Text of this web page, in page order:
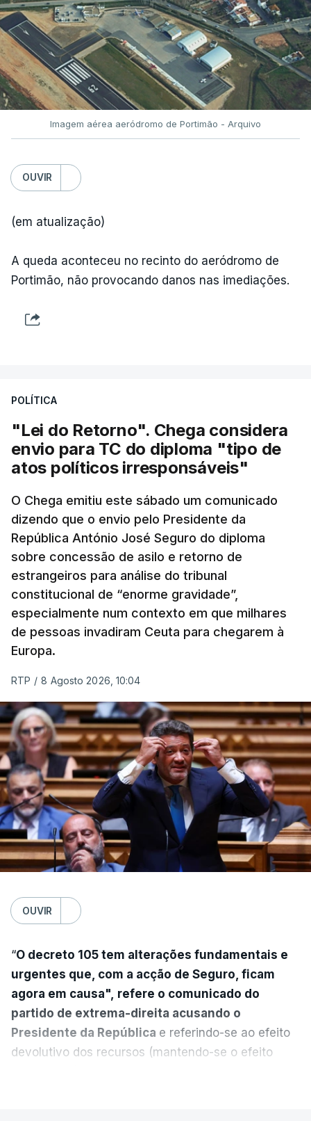
Imagem aérea aeródromo de Portimão - Arquivo
OUVIR
(em atualização)
A queda aconteceu no recinto do aeródromo de
Portimão, não provocando danos nas imediações.
POLÍTICA
"Lei do Retorno". Chega considera
envio para TC do diploma "tipo de
atos políticos irresponsáveis"
O Chega emitiu este sábado um comunicado
dizendo que o envio pelo Presidente da
República António José Seguro do diploma
sobre concessão de asilo e retorno de
estrangeiros para análise do tribunal
constitucional de “enorme gravidade”,
especialmente num contexto em que milhares
de pessoas invadiram Ceuta para chegarem à
Europa.
RTP / 8 Agosto 2026, 10:04
OUVIR
“O decreto 105 tem alterações fundamentais e
urgentes que, com a acção de Seguro, ficam
agora em causa", refere o comunicado do
partido de extrema-direita acusando o
Presidente da República e referindo-se ao efeito
devolutivo dos recursos (mantendo-se o efeito